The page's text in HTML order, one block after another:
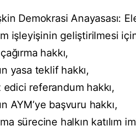
Demokrasi Anayasası:
işleyişinin geliştirilmesi
hakkı,
yasa teklif hakkı,
edici referandum hakkı,
AYM’ye başvuru hakkı,
sürecine halkın katılım